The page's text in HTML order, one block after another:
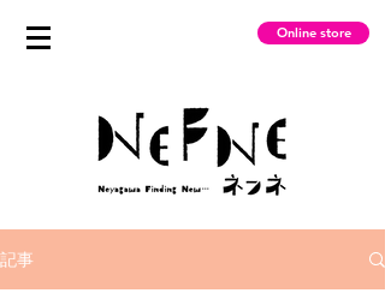
Online store
記事